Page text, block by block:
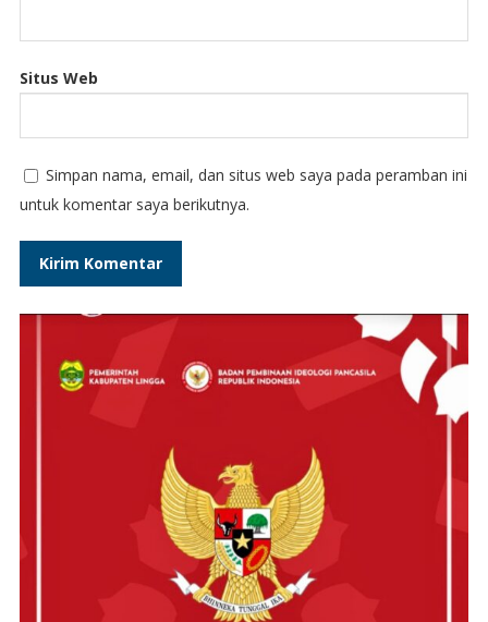
Situs Web
Simpan nama, email, dan situs web saya pada peramban ini
untuk komentar saya berikutnya.